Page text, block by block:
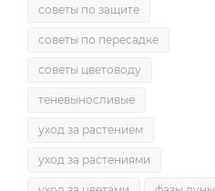
советы по защите
советы по пересадке
советы цветоводу
теневыносливые
уход за растением
уход за растениями